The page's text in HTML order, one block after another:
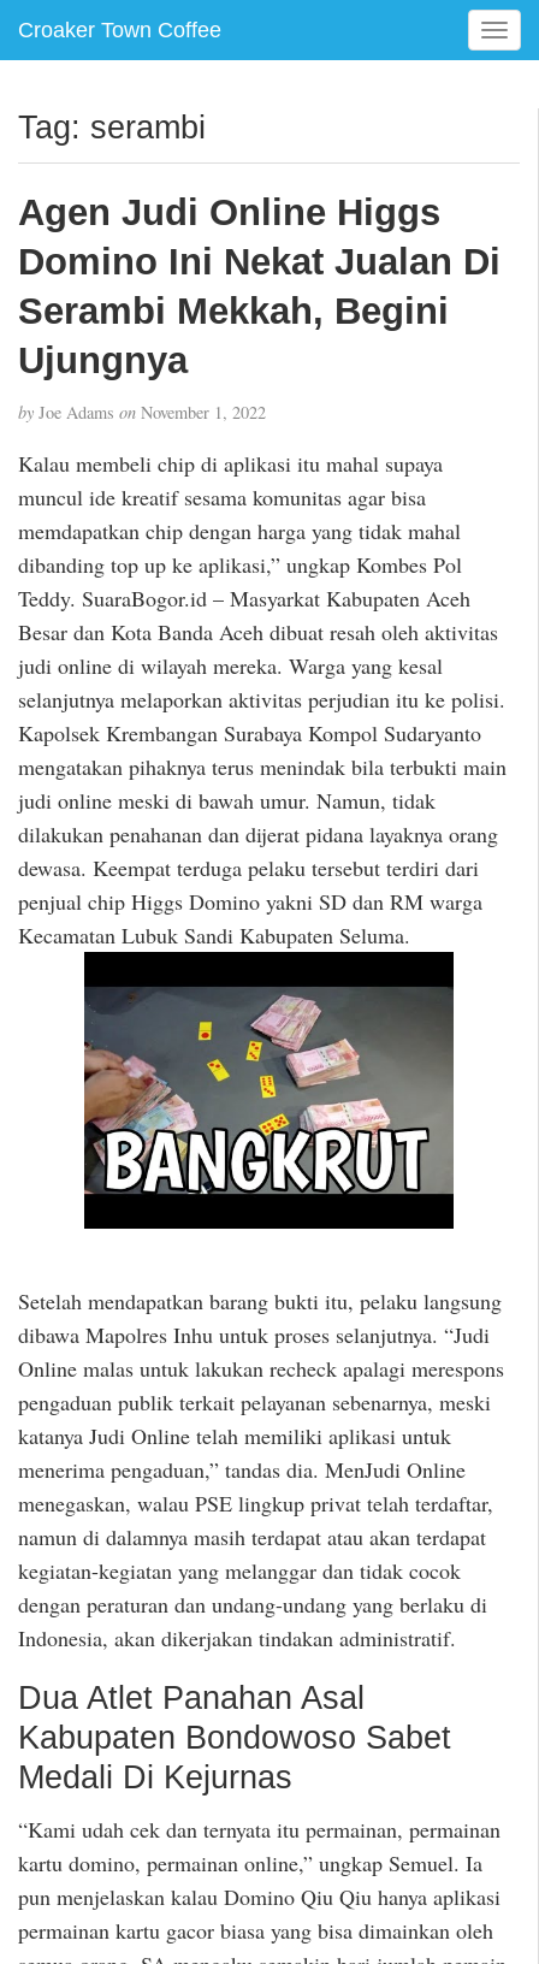
Croaker Town Coffee
T
o
e
v
i
Tag: serambi
Agen Judi Online Higgs
Domino Ini Nekat Jualan Di
Serambi Mekkah, Begini
Ujungnya
by Joe Adams on November 1, 2022
Kalau membeli chip di aplikasi itu mahal supaya
muncul ide kreatif sesama komunitas agar bisa
memdapatkan chip dengan harga yang tidak mahal
dibanding top up ke aplikasi,” ungkap Kombes Pol
Teddy. SuaraBogor.id – Masyarkat Kabupaten Aceh
Besar dan Kota Banda Aceh dibuat resah oleh aktivitas
judi online di wilayah mereka. Warga yang kesal
selanjutnya melaporkan aktivitas perjudian itu ke polisi.
Kapolsek Krembangan Surabaya Kompol Sudaryanto
mengatakan pihaknya terus menindak bila terbukti main
judi online meski di bawah umur. Namun, tidak
dilakukan penahanan dan dijerat pidana layaknya orang
dewasa. Keempat terduga pelaku tersebut terdiri dari
penjual chip Higgs Domino yakni SD dan RM warga
Kecamatan Lubuk Sandi Kabupaten Seluma.
Setelah mendapatkan barang bukti itu, pelaku langsung
dibawa Mapolres Inhu untuk proses selanjutnya. “Judi
Online malas untuk lakukan recheck apalagi merespons
pengaduan publik terkait pelayanan sebenarnya, meski
katanya Judi Online telah memiliki aplikasi untuk
menerima pengaduan,” tandas dia. MenJudi Online
menegaskan, walau PSE lingkup privat telah terdaftar,
namun di dalamnya masih terdapat atau akan terdapat
kegiatan-kegiatan yang melanggar dan tidak cocok
dengan peraturan dan undang-undang yang berlaku di
Indonesia, akan dikerjakan tindakan administratif.
Dua Atlet Panahan Asal
Kabupaten Bondowoso Sabet
Medali Di Kejurnas
“Kami udah cek dan ternyata itu permainan, permainan
kartu domino, permainan online,” ungkap Semuel. Ia
pun menjelaskan kalau Domino Qiu Qiu hanya aplikasi
permainan kartu gacor biasa yang bisa dimainkan oleh